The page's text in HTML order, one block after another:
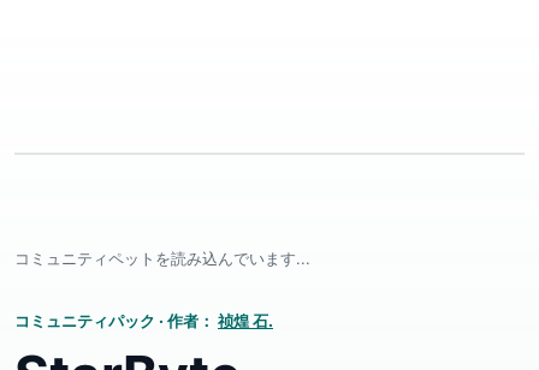
コミュニティペットを読み込んでいます...
コミュニティパック · 作者： 祯煌 石.